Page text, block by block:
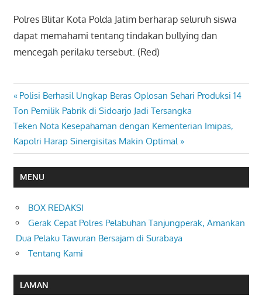
Polres Blitar Kota Polda Jatim berharap seluruh siswa
dapat memahami tentang tindakan bullying dan
mencegah perilaku tersebut. (Red)
Navigasi
pos
Previous
Post:
Polisi Berhasil Ungkap Beras Oplosan Sehari Produksi 14
Ton Pemilik Pabrik di Sidoarjo Jadi Tersangka
Next
Post:
Teken Nota Kesepahaman dengan Kementerian Imipas,
Kapolri Harap Sinergisitas Makin Optimal
MENU
BOX REDAKSI
Gerak Cepat Polres Pelabuhan Tanjungperak, Amankan
Dua Pelaku Tawuran Bersajam di Surabaya
Tentang Kami
LAMAN